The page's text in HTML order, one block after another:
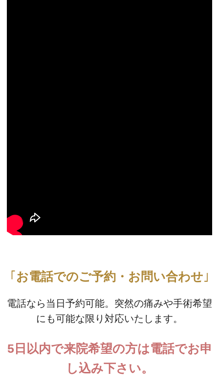
お電話でのご予約・お問い合わせ
電話なら当日予約可能。突然の痛みや手術希望
にも可能な限り対応いたします。
5日以内で来院希望の方は電話でお申
し込み下さい。